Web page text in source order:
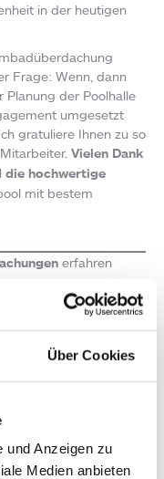
Über Cookies
und Anzeigen zu
Medien anbieten
in der heutigen
Frage: Wenn, dann
Planung der Poolhalle
umgesetzt
gratuliere Ihnen zu so
Vielen Dank
die hochwertige
mit bestem
erfahren
erhalten sie
möchten erfahren,
einem Klick gelangen